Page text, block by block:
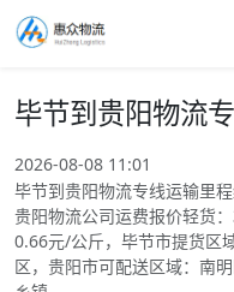
毕节到贵阳物流
2026-08-08 11:01
毕节到贵阳物流专线运输里
贵阳物流公司运费报价轻货
0.66元/公斤，毕节市提货区
区，贵阳市可配送区域：南